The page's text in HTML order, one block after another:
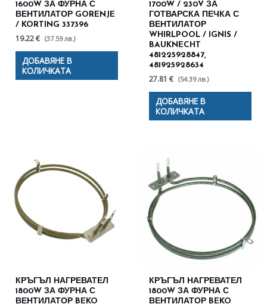
1600W ЗА ФУРНА С
ВЕНТИЛАТОР GORENJE
/ KORTING 337396
19.22 € (37.59 лв.)
ДОБАВЯНЕ В
КОЛИЧКАТА
1700W / 230V ЗА
ГОТВАРСКА ПЕЧКА С
ВЕНТИЛАТОР
WHIRLPOOL / IGNIS /
BAUKNECHT
481225928847,
481925928634
27.81 € (54.39 лв.)
ДОБАВЯНЕ В
КОЛИЧКАТА
КРЪГЪЛ НАГРЕВАТЕЛ
1800W ЗА ФУРНА С
ВЕНТИЛАТОР BEKO
КРЪГЪЛ НАГРЕВАТЕЛ
1800W ЗА ФУРНА С
ВЕНТИЛАТОР BEKO